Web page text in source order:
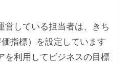
営している担当者は、きち
指標）を設定しています
を利用してビジネスの目標